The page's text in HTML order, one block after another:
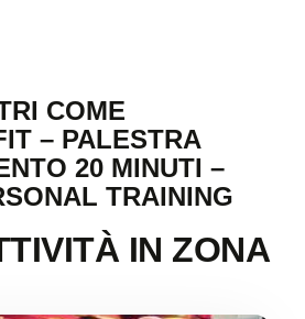
COME
– PALESTRA
20 MINUTI –
TRAINING
IN ZONA